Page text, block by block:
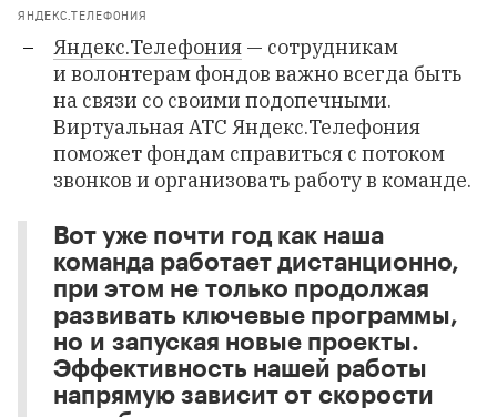
ЯНДЕКС.ТЕЛЕФОНИЯ
Яндекс.Телефония — сотрудникам
и волонтерам фондов важно всегда быть
на связи со своими подопечными.
Виртуальная АТС Яндекс.Телефония
поможет фондам справиться с потоком
звонков и организовать работу в команде.
Вот уже почти год как наша
команда работает дистанционно,
при этом не только продолжая
развивать ключевые программы,
но и запуская новые проекты.
Эффективность нашей работы
напрямую зависит от скорости